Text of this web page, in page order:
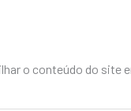
o conteúdo do